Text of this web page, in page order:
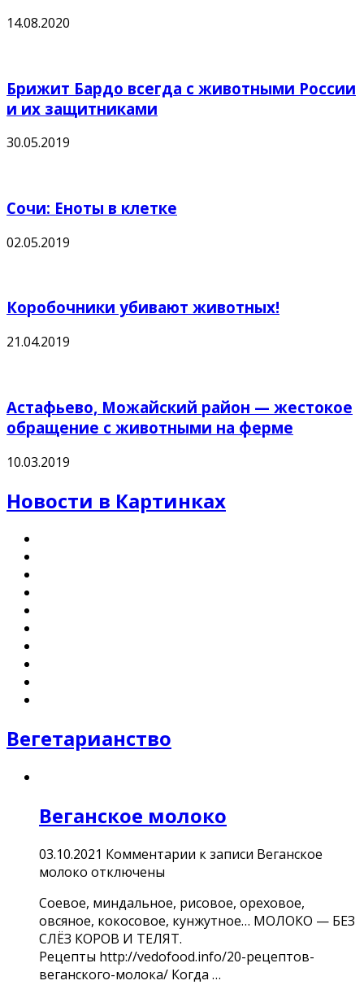
14.08.2020
Брижит Бардо всегда с животными России
и их защитниками
30.05.2019
Сочи: Еноты в клетке
02.05.2019
Коробочники убивают животных!
21.04.2019
Астафьево, Можайский район — жестокое
обращение с животными на ферме
10.03.2019
Новости в Картинках
Вегетарианство
Веганское молоко
03.10.2021 Комментарии к записи Веганское
молоко отключены
Соевое, миндальное, рисовое, ореховое,
овсяное, кокосовое, кунжутное… МОЛОКО — БЕЗ
СЛЁЗ КОРОВ И ТЕЛЯТ.
Рецепты http://vedofood.info/20-рецептов-
веганского-молока/ Когда …